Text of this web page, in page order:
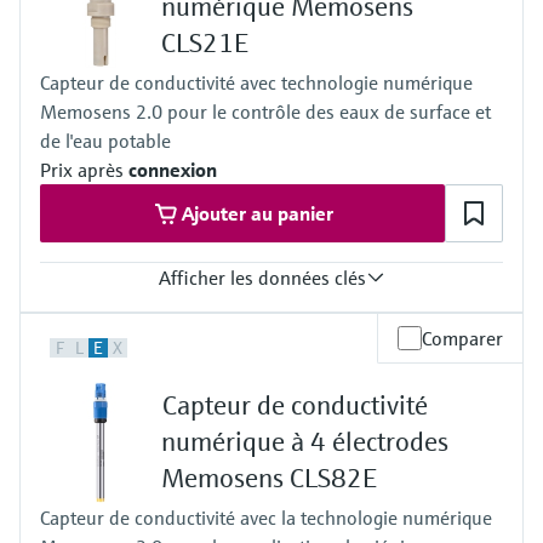
(Max. 302 °F à 73 psi)
Pression de process
13 bar à 20 °C (188 psi à 68 °F)
9 bar à 120 °C (130 psi à 248 °F)
numérique Memosens
CLS21E
Capteur de conductivité avec technologie numérique
Memosens 2.0 pour le contrôle des eaux de surface et
de l'eau potable
Prix après connexion
Ajouter au panier
Afficher les données clés
k=1: 10 µS/cm à 20 mS/cm
-20 à 135 °C à 3.5 bar abs
(-4 à 275 °F à 50 psi)
Pression de process
17 bar abs à 20 °C
(246 psi à 68 °F)
F L E X Comparer
Capteur de conductivité
numérique à 4 électrodes
Memosens CLS82E
Capteur de conductivité avec la technologie numérique